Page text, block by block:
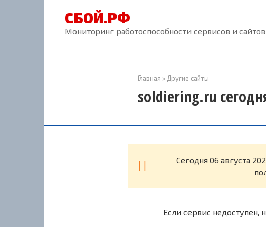
СБОЙ.РФ
Мониторинг работоспособности сервисов и
Главная » Другие сайты
soldiering.ru
Cегодня 06 августа
Если сервис недоступен,